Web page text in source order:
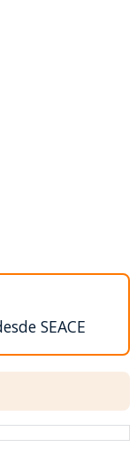
SEACE